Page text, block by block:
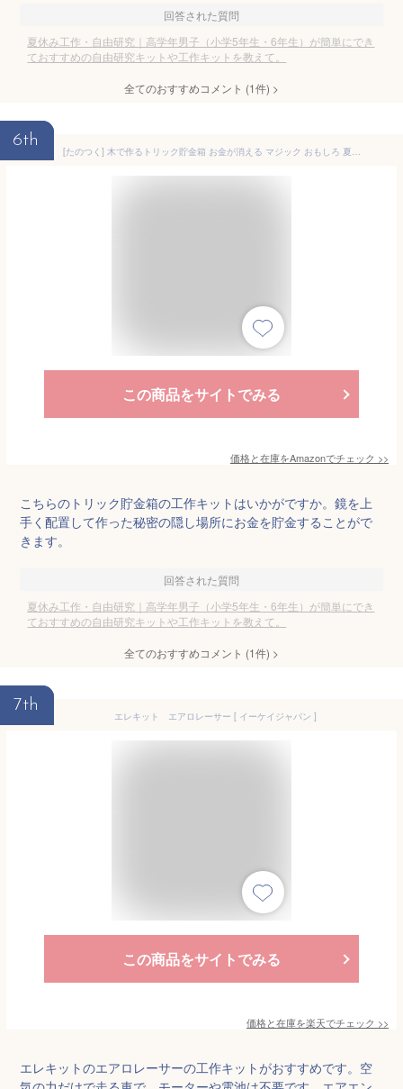
回答された質問
夏休み工作・自由研究｜高学年男子（小学5年生・6年生）が簡単にでき
ておすすめの自由研究キットや工作キットを教えて。
全てのおすすめコメント (1件) >
6th
[たのつく] 木で作るトリック貯金箱 お金が消える マジック おもしろ 夏休み 工作 キット 自由研究 小学生 子供 男の子 女の子 アイデア 木製 知育玩具
この商品をサイトでみる
価格と在庫をAmazonでチェック >>
こちらのトリック貯金箱の工作キットはいかがですか。鏡を上
手く配置して作った秘密の隠し場所にお金を貯金することがで
きます。
回答された質問
夏休み工作・自由研究｜高学年男子（小学5年生・6年生）が簡単にでき
ておすすめの自由研究キットや工作キットを教えて。
全てのおすすめコメント (1件) >
7th
エレキット エアロレーサー [ イーケイジャパン ]
この商品をサイトでみる
価格と在庫を楽天でチェック >>
エレキットのエアロレーサーの工作キットがおすすめです。空